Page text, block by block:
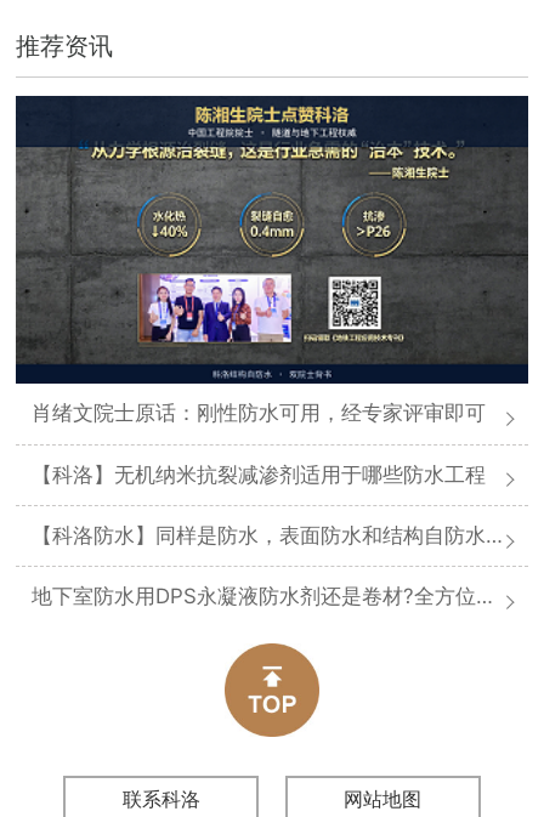
推荐资讯
肖绪文院士原话：刚性防水可用，经专家评审即可
【科洛】无机纳米抗裂减渗剂适用于哪些防水工程
【科洛防水】同样是防水，表面防水和结构自防水差在哪
地下室防水用DPS永凝液防水剂还是卷材?全方位对比分析
联系科洛 网站地图